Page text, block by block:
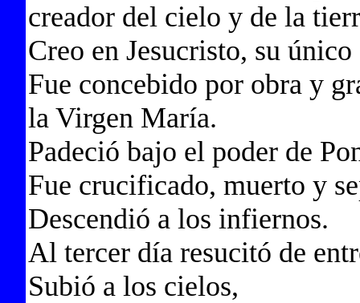
creador del cielo y de la
Creo en Jesucristo, su
Fue concebido por obra y
la Virgen María.
Padeció bajo el poder de
Fue crucificado, muerto y
Descendió a los infiernos.
Al tercer día resucitó de
Subió a los cielos,